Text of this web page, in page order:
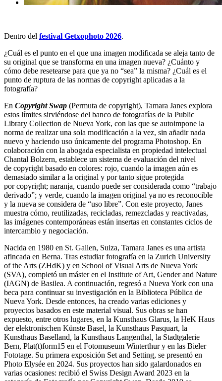
Dentro del festival Getxophoto 2026.
¿Cuál es el punto en el que una imagen modificada se aleja tanto de
su original que se transforma en una imagen nueva? ¿Cuánto y
cómo debe resetearse para que ya no “sea” la misma? ¿Cuál es el
punto de ruptura de las normas de copyright aplicadas a la
fotografía?
En Copyright Swap (Permuta de copyright), Tamara Janes explora
estos límites sirviéndose del banco de fotografías de la Public
Library Collection de Nueva York, con las que se autoimpone la
norma de realizar una sola modificación a la vez, sin añadir nada
nuevo y haciendo uso únicamente del programa Photoshop. En
colaboración con la abogada especialista en propiedad intelectual
Chantal Bolzern, establece un sistema de evaluación del nivel
de copyright basado en colores: rojo, cuando la imagen aún es
demasiado similar a la original y por tanto sigue protegida
porcopyright; naranja, cuando puede ser considerada como “trabajo
derivado”; y verde, cuando la imagen original ya no es reconocible
y la nueva se considera de “uso libre”. Con este proyecto, Janes
muestra cómo, reutilizadas, recicladas, remezcladas y reactivadas,
las imágenes contemporáneas están insertas en constantes ciclos de
intercambio y negociación.
Nacida en 1980 en St. Gallen, Suiza, Tamara Janes es una artista
afincada en Berna. Tras estudiar fotografía en la Zurich University
of the Arts (ZHdK) y en School of Visual Arts de Nueva York
(SVA), completó un máster en el Institute of Art, Gender and Nature
(IAGN) de Basilea. A continuación, regresó a Nueva York con una
beca para continuar su investigación en la Biblioteca Pública de
Nueva York. Desde entonces, ha creado varias ediciones y
proyectos basados en este material visual. Sus obras se han
expuesto, entre otros lugares, en la Kunsthaus Glarus, la HeK Haus
der elektronischen Künste Basel, la Kunsthaus Pasquart, la
Kunsthaus Baselland, la Kunsthaus Langenthal, la Stadtgalerie
Bern, Plat(t)form15 en el Fotomuseum Winterthur y en las Bieler
Fototage. Su primera exposición Set and Setting, se presentó en
Photo Elysée en 2024. Sus proyectos han sido galardonados en
varias ocasiones: recibió el Swiss Design Award 2023 en la